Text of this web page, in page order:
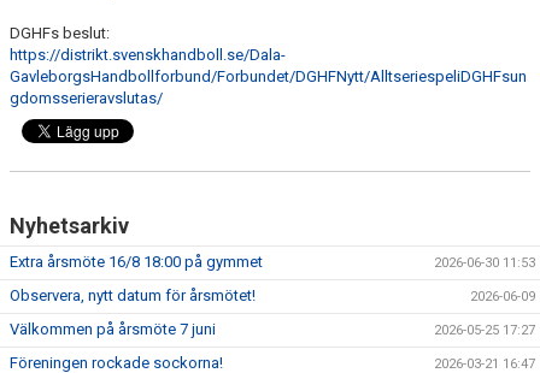
DGHFs beslut:
https://distrikt.svenskhandboll.se/Dala-
GavleborgsHandbollforbund/Forbundet/DGHFNytt/AlltseriespeliDGHFsun
gdomsserieravslutas/
Nyhetsarkiv
Extra årsmöte 16/8 18:00 på gymmet 2026-06-30 11:53
Observera, nytt datum för årsmötet! 2026-06-09
Välkommen på årsmöte 7 juni 2026-05-25 17:27
Föreningen rockade sockorna! 2026-03-21 16:47